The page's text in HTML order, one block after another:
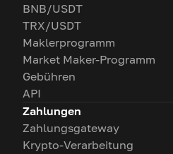
BNB/USDT
TRX/USDT
Maklerprogramm
Market Maker-Programm
Gebühren
API
Zahlungen
Zahlungsgateway
Krypto-Verarbeitung